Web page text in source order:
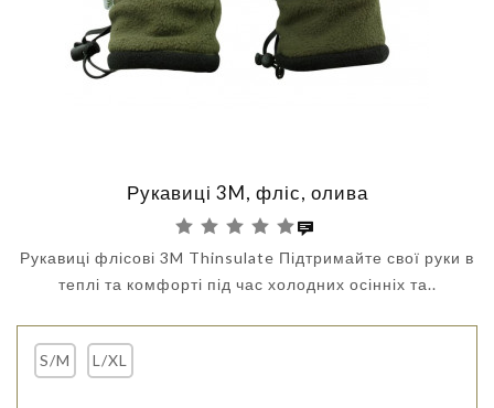
Рукавиці 3M, фліс, олива
Рукавиці флісові 3M Thinsulate Підтримайте свої руки в
теплі та комфорті під час холодних осінніх та..
S/M L/XL